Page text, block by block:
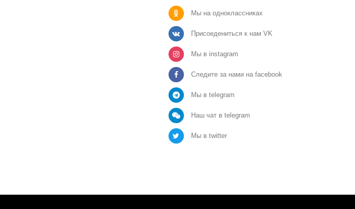
Мы на одноклассниках
Присоедениться к нам VK
Мы в instagram
Следите за нами на facebook
Мы в telegram
Наш чат в telegram
Мы в twitter